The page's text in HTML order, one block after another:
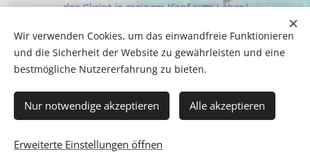
das Skript in meinem Kopf zum Leben!
Unterstützt vonWebnode
Wir verwenden Cookies, um das einwandfreie Funktionieren
und die Sicherheit der Website zu gewährleisten und eine
bestmögliche Nutzererfahrung zu bieten.
Nur notwendige akzeptieren Alle akzeptieren
Erweiterte Einstellungen öffnen